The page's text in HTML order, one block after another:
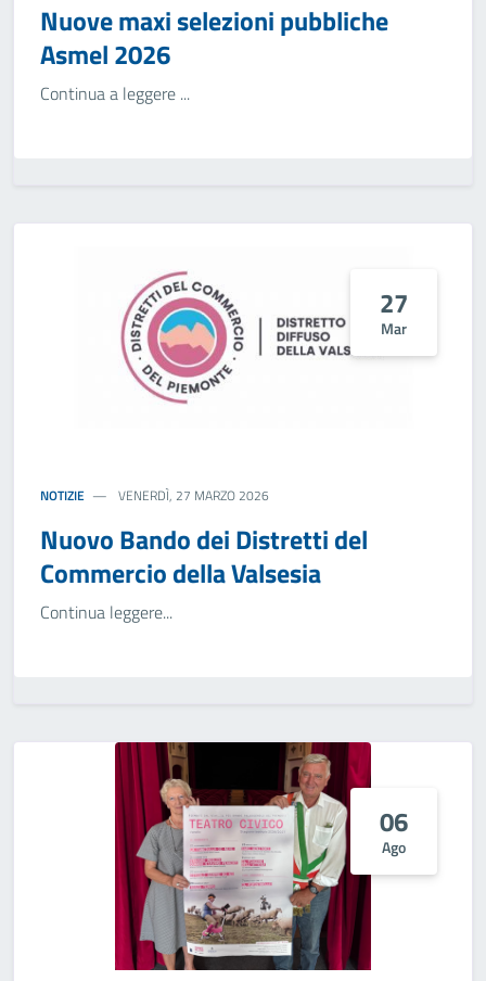
Nuove maxi selezioni pubbliche
Asmel 2026
Continua a leggere ...
27
Mar
NOTIZIE VENERDÌ, 27 MARZO 2026
Nuovo Bando dei Distretti del
Commercio della Valsesia
Continua leggere...
06
Ago